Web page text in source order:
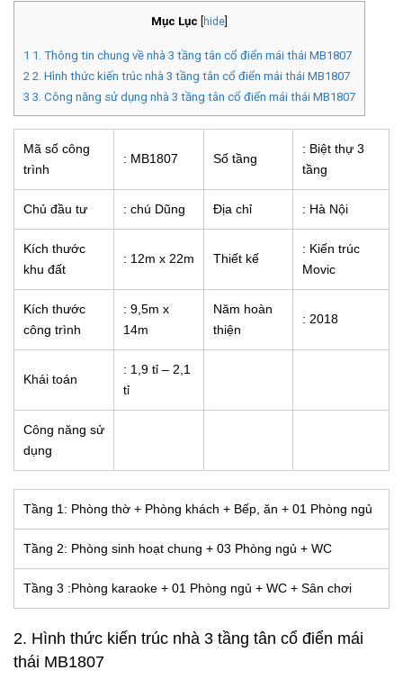
Mục Lục hide
1 1. Thông tin chung về nhà 3 tầng tân cổ điển mái thái MB1807
2 2. Hình thức kiến trúc nhà 3 tầng tân cổ điển mái thái MB1807
3 3. Công năng sử dụng nhà 3 tầng tân cổ điển mái thái MB1807
Mã số công
trình
: MB1807 Số tầng
: Biệt thự 3
tầng
Chủ đầu tư : chú Dũng Địa chỉ : Hà Nội
Kích thước
khu đất
: 12m x 22m Thiết kế
: Kiến trúc
Movic
Kích thước
công trình
: 9,5m x
14m
Năm hoàn
thiện
: 2018
Khái toán
: 1,9 tỉ – 2,1
tỉ
Công năng sử
dụng
Tầng 1: Phòng thờ + Phòng khách + Bếp, ăn + 01 Phòng ngủ
Tầng 2: Phòng sinh hoạt chung + 03 Phòng ngủ + WC
Tầng 3 :Phòng karaoke + 01 Phòng ngủ + WC + Sân chơi
2. Hình thức kiến trúc nhà 3 tầng tân cổ điển mái
thái MB1807